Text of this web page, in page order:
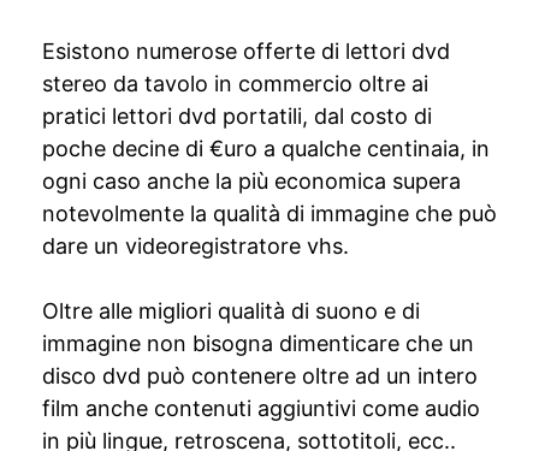
Esistono numerose offerte di lettori dvd
stereo da tavolo in commercio oltre ai
pratici lettori dvd portatili, dal costo di
poche decine di €uro a qualche centinaia, in
ogni caso anche la più economica supera
notevolmente la qualità di immagine che può
dare un videoregistratore vhs.
Oltre alle migliori qualità di suono e di
immagine non bisogna dimenticare che un
disco dvd può contenere oltre ad un intero
film anche contenuti aggiuntivi come audio
in più lingue, retroscena, sottotitoli, ecc..